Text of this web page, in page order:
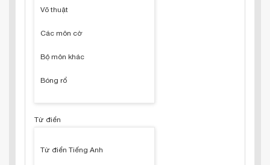
Võ thuật
Các môn cờ
Bộ môn khác
Bóng rổ
Từ điển
Từ điển Tiếng Anh